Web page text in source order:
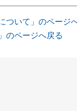
ついて」のページ
のページへ戻る